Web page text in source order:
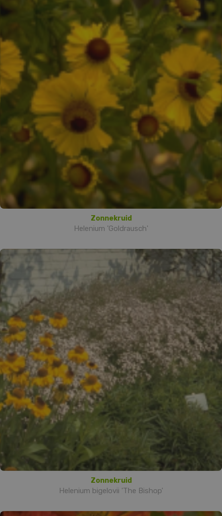
Zonnekruid
Helenium 'Goldrausch'
Zonnekruid
Helenium bigelovii 'The Bishop'